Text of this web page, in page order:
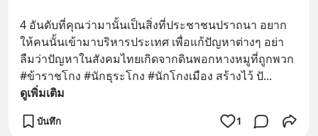
4 อันดับที่คุณว่ามานั้นเป็นสิ่งที่ประชาชนปราถนา อยาก
ให้คนนั้นเข้ามาบริหารประเทศ เพื่อแก้ปัญหาต่างๆ อย่า
ลืมว่าปัญหาในสังคมไทยเกิดจากดินพอกหางหมูที่ถูกพวก
#ข้าราชโกง #นักธุระโกง #นักโกงเมือง สร้างไว้ ปั...
ดูเพิ่มเติม
บันทึก 1